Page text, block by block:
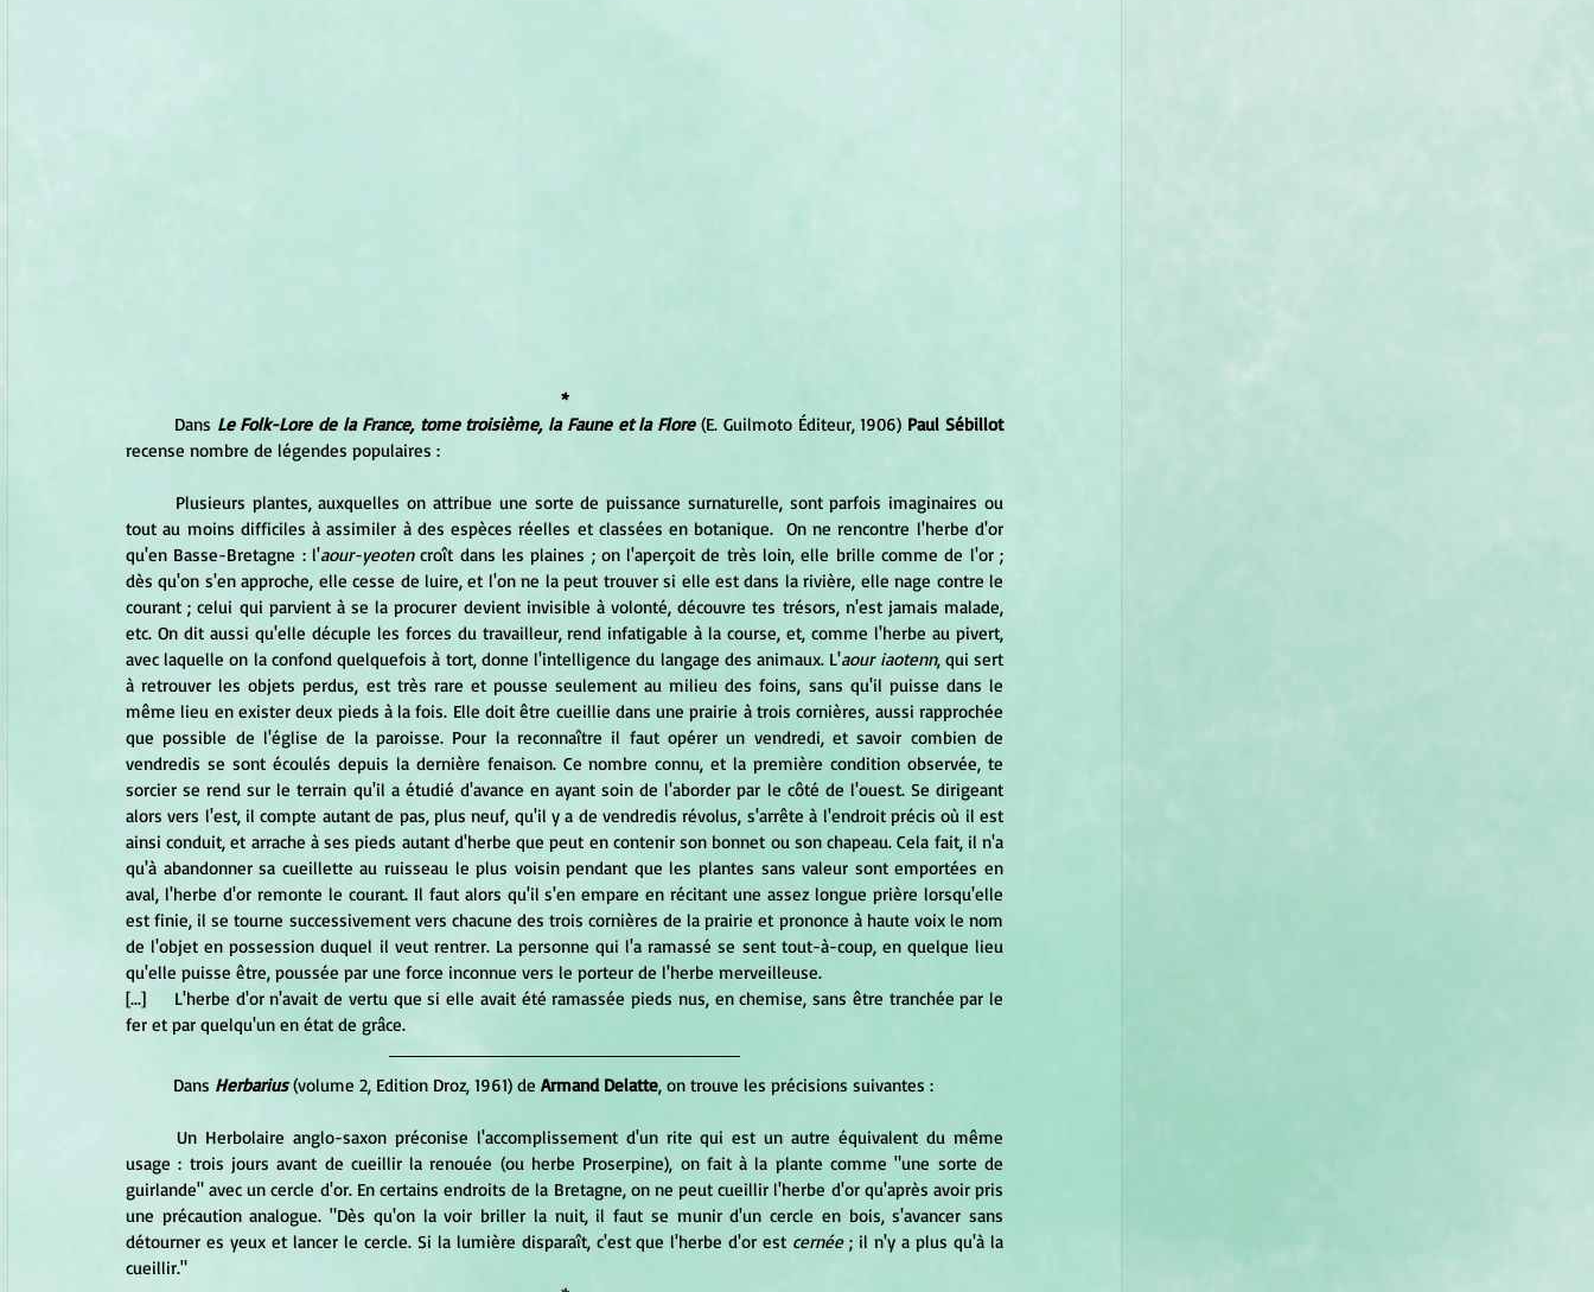
*
	Dans
Le Folk-Lore de la France, tome troisième, la Faune et la Flore (E. Guilmoto Éditeur, 1906)
Paul Sébillot
recense nombre de légendes populaires :
tout au moins difficiles à assimiler à des espèces réelles et classées en botanique.  On ne rencontre l'herbe d'or
qu'en Basse-Bretagne : l'aour-yeoten croît dans les plaines ; on l'aperçoit de très loin, elle brille comme de l'or ;
dès qu'on s'en approche, elle cesse de luire, et l'on ne la peut trouver si elle est dans la rivière, elle nage contre le
courant ; celui qui parvient à se la procurer devient invisible à volonté, découvre tes trésors, n'est jamais malade,
etc. On dit aussi qu'elle décuple les forces du travailleur, rend infatigable à la course, et, comme l'herbe au pivert,
avec laquelle on la confond quelquefois à tort, donne l'intelligence du langage des animaux. L'aour iaotenn, qui sert
à retrouver les objets perdus, est très rare et pousse seulement au milieu des foins, sans qu'il puisse dans le
même lieu en exister deux pieds à la fois. Elle doit être cueillie dans une prairie à trois cornières, aussi rapprochée
que possible de l'église de la paroisse. Pour la reconnaître il faut opérer un vendredi, et savoir combien de
vendredis se sont écoulés depuis la dernière fenaison. Ce nombre connu, et la première condition observée, te
sorcier se rend sur le terrain qu'il a étudié d'avance en ayant soin de l'aborder par le côté de l'ouest. Se dirigeant
alors vers l'est, il compte autant de pas, plus neuf, qu'il y a de vendredis révolus, s'arrête à l'endroit précis où il est
ainsi conduit, et arrache à ses pieds autant d'herbe que peut en contenir son bonnet ou son chapeau. Cela fait, il n'a
qu'à abandonner sa cueillette au ruisseau le plus voisin pendant que les plantes sans valeur sont emportées en
aval, l'herbe d'or remonte le courant. Il faut alors qu'il s'en empare en récitant une assez longue prière lorsqu'elle
est finie, il se tourne successivement vers chacune des trois cornières de la prairie et prononce à haute voix le nom
de l'objet en possession duquel il veut rentrer. La personne qui l'a ramassé se sent tout-à-coup, en quelque lieu
qu'elle puisse être, poussée par une force inconnue vers le porteur de l'herbe merveilleuse.
[...]	L'herbe d'or n'avait de vertu que si elle avait été ramassée pieds nus, en chemise, sans être tranchée par le
fer et par quelqu'un en état de grâce.
	Dans
Herbarius (volume 2, Edition Droz, 1961) de Armand Delatte, on trouve les précisions suivantes :
usage : trois jours avant de cueillir la renouée (ou herbe Proserpine), on fait à la plante comme "une sorte de
guirlande" avec un cercle d'or. En certains endroits de la Bretagne, on ne peut cueillir l'herbe d'or qu'après avoir pris
une précaution analogue. "Dès qu'on la voir briller la nuit, il faut se munir d'un cercle en bois, s'avancer sans
détourner es yeux et lancer le cercle. Si la lumière disparaît, c'est que l'herbe d'or est cernée ; il n'y a plus qu'à la
cueillir."